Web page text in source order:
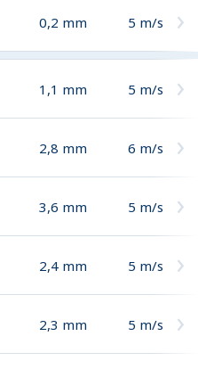
0,2 mm 5 m/s
1,1 mm 5 m/s
2,8 mm 6 m/s
3,6 mm 5 m/s
2,4 mm 5 m/s
2,3 mm 5 m/s